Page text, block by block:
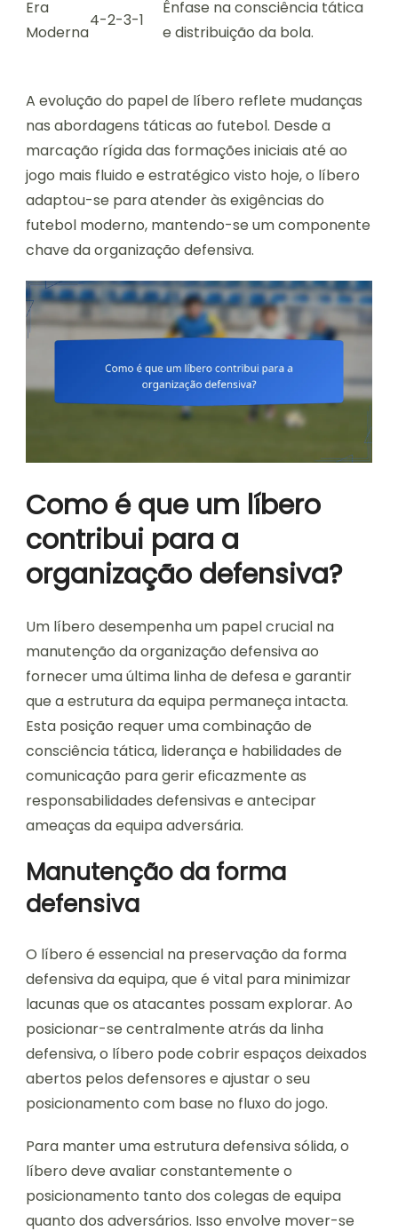
Era
Moderna
4-2-3-1
Ênfase na consciência tática
e distribuição da bola.
A evolução do papel de líbero reflete mudanças
nas abordagens táticas ao futebol. Desde a
marcação rígida das formações iniciais até ao
jogo mais fluido e estratégico visto hoje, o líbero
adaptou-se para atender às exigências do
futebol moderno, mantendo-se um componente
chave da organização defensiva.
Como é que um líbero
contribui para a
organização defensiva?
Um líbero desempenha um papel crucial na
manutenção da organização defensiva ao
fornecer uma última linha de defesa e garantir
que a estrutura da equipa permaneça intacta.
Esta posição requer uma combinação de
consciência tática, liderança e habilidades de
comunicação para gerir eficazmente as
responsabilidades defensivas e antecipar
ameaças da equipa adversária.
Manutenção da forma
defensiva
O líbero é essencial na preservação da forma
defensiva da equipa, que é vital para minimizar
lacunas que os atacantes possam explorar. Ao
posicionar-se centralmente atrás da linha
defensiva, o líbero pode cobrir espaços deixados
abertos pelos defensores e ajustar o seu
posicionamento com base no fluxo do jogo.
Para manter uma estrutura defensiva sólida, o
líbero deve avaliar constantemente o
posicionamento tanto dos colegas de equipa
quanto dos adversários. Isso envolve mover-se